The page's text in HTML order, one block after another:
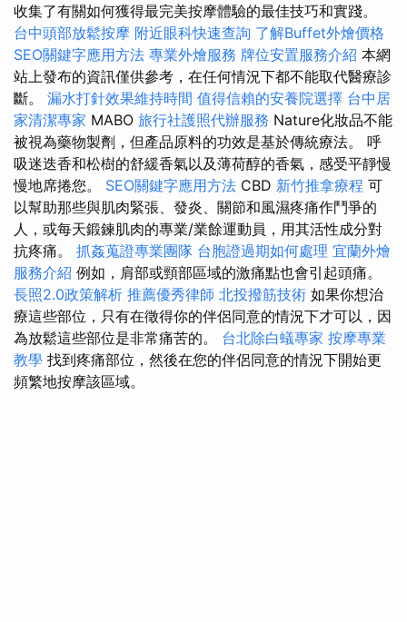
收集了有關如何獲得最完美按摩體驗的最佳技巧和實踐。
台中頭部放鬆按摩 附近眼科快速查詢 了解Buffet外燴價格
SEO關鍵字應用方法 專業外燴服務 牌位安置服務介紹 本網
站上發布的資訊僅供參考，在任何情況下都不能取代醫療診
斷。 漏水打針效果維持時間 值得信賴的安養院選擇 台中居
家清潔專家 MABO 旅行社護照代辦服務 Nature化妝品不能
被視為藥物製劑，但產品原料的功效是基於傳統療法。 呼
吸迷迭香和松樹的舒緩香氣以及薄荷醇的香氣，感受平靜慢
慢地席捲您。 SEO關鍵字應用方法 CBD 新竹推拿療程 可
以幫助那些與肌肉緊張、發炎、關節和風濕疼痛作鬥爭的
人，或每天鍛鍊肌肉的專業/業餘運動員，用其活性成分對
抗疼痛。 抓姦蒐證專業團隊 台胞證過期如何處理 宜蘭外燴
服務介紹 例如，肩部或頸部區域的激痛點也會引起頭痛。
長照2.0政策解析 推薦優秀律師 北投撥筋技術 如果你想治
療這些部位，只有在徵得你的伴侶同意的情況下才可以，因
為放鬆這些部位是非常痛苦的。 台北除白蟻專家 按摩專業
教學 找到疼痛部位，然後在您的伴侶同意的情況下開始更
頻繁地按摩該區域。